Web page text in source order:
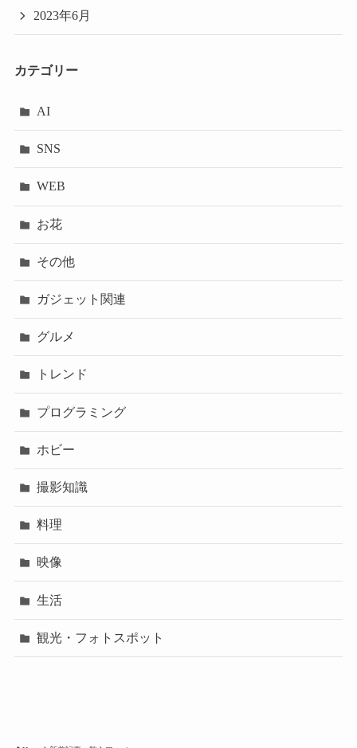
2023年6月
カテゴリー
AI
SNS
WEB
お花
その他
ガジェット関連
グルメ
トレンド
プログラミング
ホビー
撮影知識
料理
映像
生活
観光・フォトスポット